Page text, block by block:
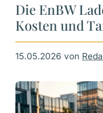
Die EnBW
Kosten und
15.05.2026 von